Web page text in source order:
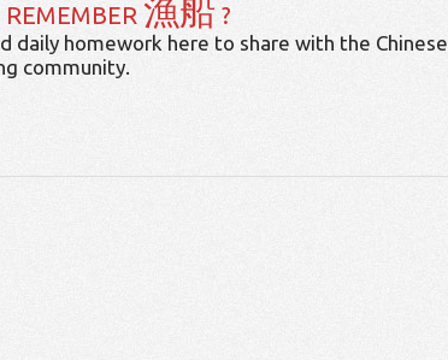
漁船 ?
daily homework here to share with the Chinese
community.